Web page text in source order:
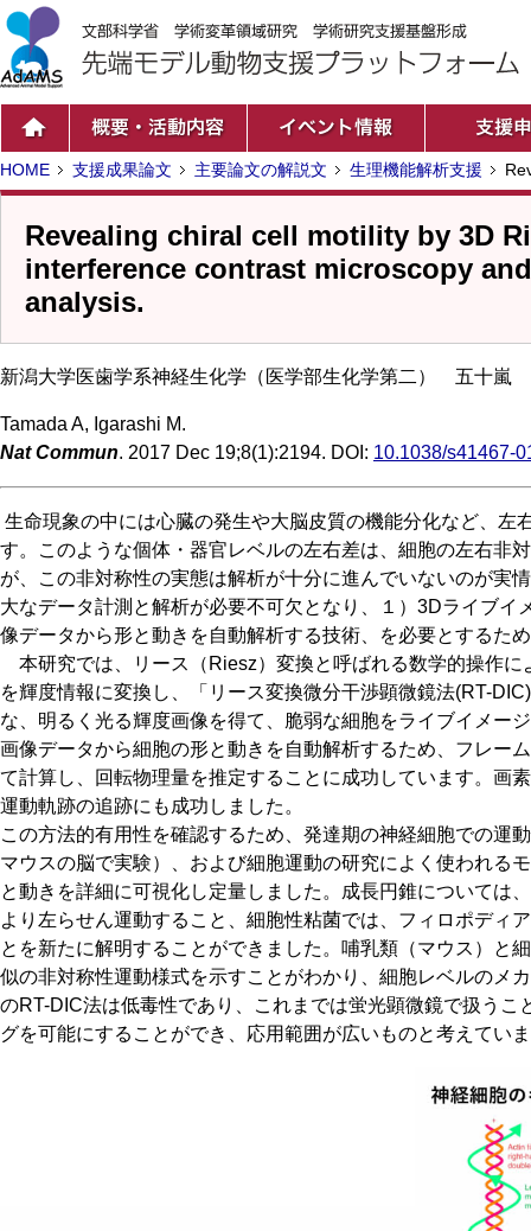
HOME 支援成果論文 主要論文の解説文 生理機能解析支援
Revealing chiral cell motility by 3D
interference contrast microscopy
analysis.
新潟大学医歯学系神経生化学（医学部生化学第二） 五十嵐
Tamada A, Igarashi M.
Nat Commun. 2017 Dec 19;8(1):2194. DOI: 10.1038/s41467-
生命現象の中には心臓の発生や大脳皮質の機能分化など、左
す。このような個体・器官レベルの左右差は、細胞の左右非
が、この非対称性の実態は解析が十分に進んでいないのが実
大なデータ計測と解析が必要不可欠となり、１）3Dライブ
像データから形と動きを自動解析する技術、を必要とするた
本研究では、リース（Riesz）変換と呼ばれる数学的操作
を輝度情報に変換し、「リース変換微分干渉顕微鏡法(RT-
な、明るく光る輝度画像を得て、脆弱な細胞をライブイメー
画像データから細胞の形と動きを自動解析するため、フレー
て計算し、回転物理量を推定することに成功しています。画
運動軌跡の追跡にも成功しました。
この方法的有用性を確認するため、発達期の神経細胞での運
マウスの脳で実験）、および細胞運動の研究によく使われる
と動きを詳細に可視化し定量しました。成長円錐については
より左らせん運動すること、細胞性粘菌では、フィロポディ
とを新たに解明することができました。哺乳類（マウス）と
似の非対称性運動様式を示すことがわかり、細胞レベルのメ
のRT-DIC法は低毒性であり、これまでは蛍光顕微鏡で扱う
グを可能にすることができ、応用範囲が広いものと考えてい